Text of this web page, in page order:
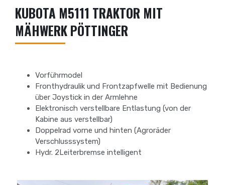
KUBOTA M5111 TRAKTOR MIT
MÄHWERK PÖTTINGER
Vorführmodel
Fronthydraulik und Frontzapfwelle mit Bedienung
über Joystick in der Armlehne
Elektronisch verstellbare Entlastung (von der
Kabine aus verstellbar)
Doppelrad vorne und hinten (Agroräder
Verschlusssystem)
Hydr. 2Leiterbremse intelligent